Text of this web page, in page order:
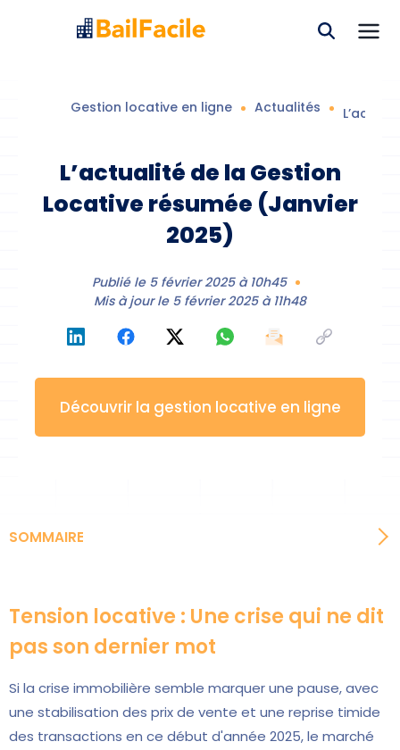
Gestion locative en ligne Actualités
L’actualité de la Gestion
Locative résumée (Janvier
2025)
Publié le 5 février 2025 à 10h45
Mis à jour le 5 février 2025 à 11h48
Découvrir la gestion locative en ligne
SOMMAIRE
Tension locative : Une crise qui ne dit
pas son dernier mot
Si la crise immobilière semble marquer une pause, avec
une stabilisation des prix de vente et une reprise timide
des transactions en ce début d'année 2025, le marché